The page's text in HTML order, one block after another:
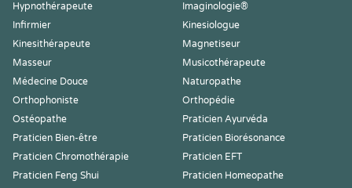
Hypnothérapeute
Imaginologie®
Infirmier
Kinesiologue
Kinesithérapeute
Magnetiseur
Masseur
Musicothérapeute
Médecine Douce
Naturopathe
Orthophoniste
Orthopédie
Ostéopathe
Praticien Ayurvéda
Praticien Bien-être
Praticien Biorésonance
Praticien Chromothérapie
Praticien EFT
Praticien Feng Shui
Praticien Homeopathe